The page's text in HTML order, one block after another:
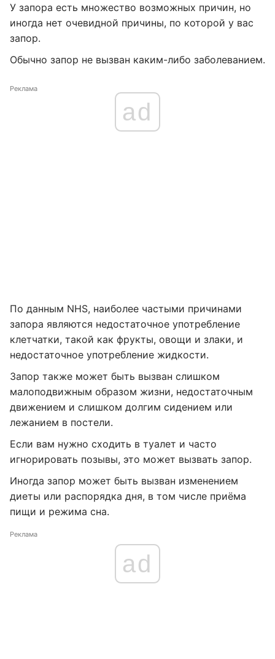
У запора есть множество возможных причин, но
иногда нет очевидной причины, по которой у вас
запор.
Обычно запор не вызван каким-либо заболеванием.
Реклама
ad
По данным NHS, наиболее частыми причинами
запора являются недостаточное употребление
клетчатки, такой как фрукты, овощи и злаки, и
недостаточное употребление жидкости.
Запор также может быть вызван слишком
малоподвижным образом жизни, недостаточным
движением и слишком долгим сидением или
лежанием в постели.
Если вам нужно сходить в туалет и часто
игнорировать позывы, это может вызвать запор.
Иногда запор может быть вызван изменением
диеты или распорядка дня, в том числе приёма
пищи и режима сна.
Реклама
ad